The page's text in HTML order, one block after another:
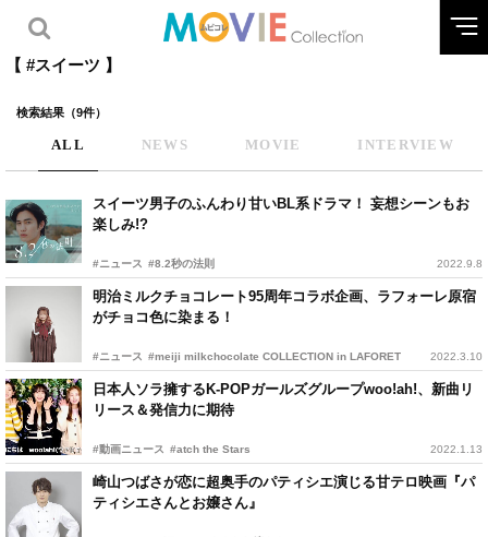
【 #スイーツ 】
検索結果（9件）
ALL NEWS MOVIE INTERVIEW
スイーツ男子のふんわり甘いBL系ドラマ！ 妄想シーンもお
楽しみ!?
#ニュース #8.2秒の法則 2022.9.8
明治ミルクチョコレート95周年コラボ企画、ラフォーレ原宿
がチョコ色に染まる！
#ニュース #meiji milkchocolate COLLECTION in LAFORET 2022.3.10
日本人ソラ擁するK-POPガールズグループwoo!ah!、新曲リ
リース＆発信力に期待
#動画ニュース #atch the Stars 2022.1.13
崎山つばさが恋に超奥手のパティシエ演じる甘テロ映画『パ
ティシエさんとお嬢さん』